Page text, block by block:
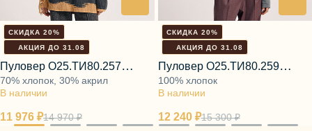
СКИДКА 20%
АКЦИЯ ДО 31.08
11 976 ₽14 970 ₽
В наличии
Пуловер О25.ТИ80.257
горящая звезда
70% хлопок, 30% акрил
СКИДКА 20%
АКЦИЯ ДО 31.08
12 240 ₽15 300 ₽
В наличии
Пуловер О25.ТИ80.259
пепельная комета
100% хлопок